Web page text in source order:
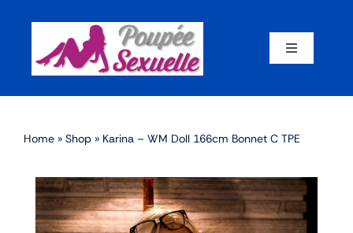
content
Toggle
Par corps
Par marque
Home » Shop » Karina – WM Doll 166cm Bonnet C TPE